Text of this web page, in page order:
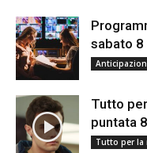
sabato
Tutto
puntata
Tutto per la